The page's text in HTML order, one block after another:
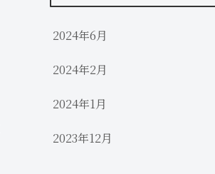
2024年6月
2024年2月
2024年1月
2023年12月